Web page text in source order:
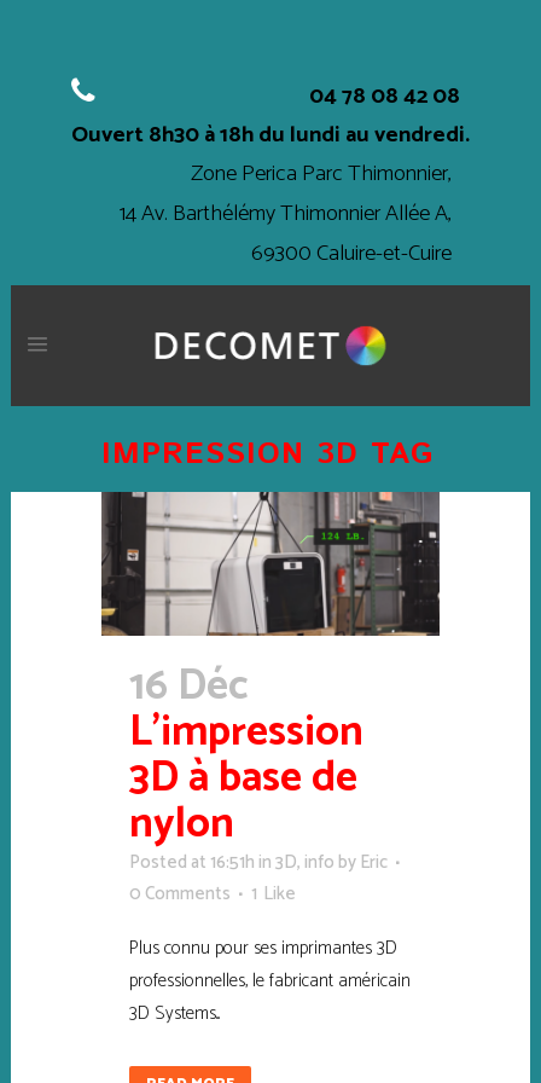
04 78 08 42 08
Ouvert8h30 à 18hdu lundi au vendredi.
Zone Perica Parc Thimonnier,
14 Av. Barthélémy Thimonnier Allée A,
69300 Caluire-et-Cuire
IMPRESSION 3D TAG
16 Déc
L’impression
3D à base de
nylon
Posted at 16:51h in3D, info by Eric
0 Comments
1 Like
Plus connu pour ses imprimantes 3D
professionnelles, le fabricant américain
3D Systems...